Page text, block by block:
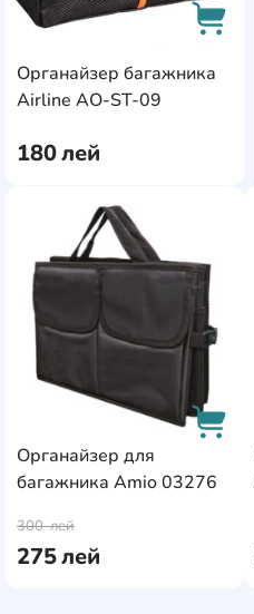
Органайзер багажника
Airline AO-ST-09
180лей
Органайзер для
багажника Amio 03276
275лей
300лей